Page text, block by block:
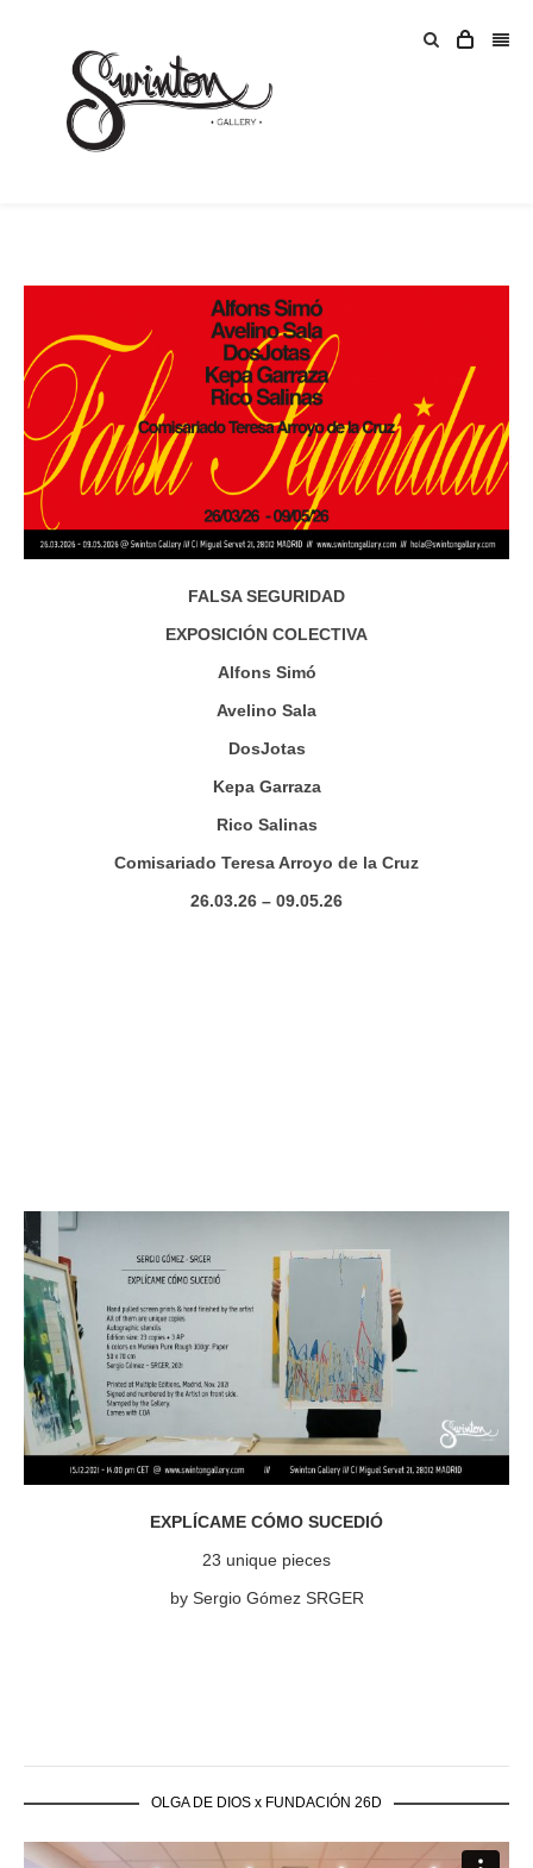
FALSA SEGURIDAD
EXPOSICIÓN COLECTIVA
Alfons Simó
Avelino Sala
DosJotas
Kepa Garraza
Rico Salinas
Comisariado Teresa Arroyo de la Cruz
26.03.26 – 09.05.26
EXPLÍCAME CÓMO SUCEDIÓ
23 unique pieces
by Sergio Gómez SRGER
OLGA DE DIOS x FUNDACIÓN 26D